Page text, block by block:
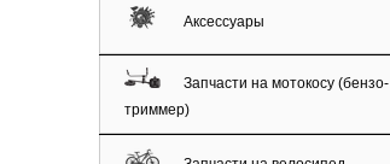
Аксессуары
Запчасти на мотокосу (бензо-
триммер)